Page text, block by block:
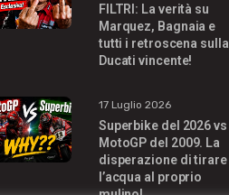
FILTRI: La verità su
Marquez, Bagnaia e
tutti i retroscena sulla
Ducati vincente!
17 Luglio 2026
Superbike del 2026 vs
MotoGP del 2009. La
disperazione di tirare
l’acqua al proprio